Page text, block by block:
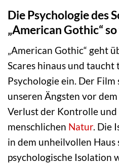
Die Psychologie des
„American Gothic“
„American Gothic“ geht
Scares hinaus und
Psychologie ein. Der
unseren Ängsten vor
Verlust der Kontrolle
menschlichen Natur. Die
in dem unheilvollen
psychologische Isolation